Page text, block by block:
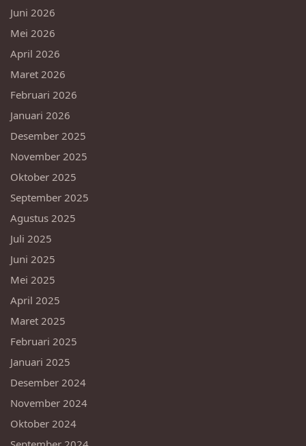
Juni 2026
Mei 2026
April 2026
Maret 2026
Februari 2026
Januari 2026
Desember 2025
November 2025
Oktober 2025
September 2025
Agustus 2025
Juli 2025
Juni 2025
Mei 2025
April 2025
Maret 2025
Februari 2025
Januari 2025
Desember 2024
November 2024
Oktober 2024